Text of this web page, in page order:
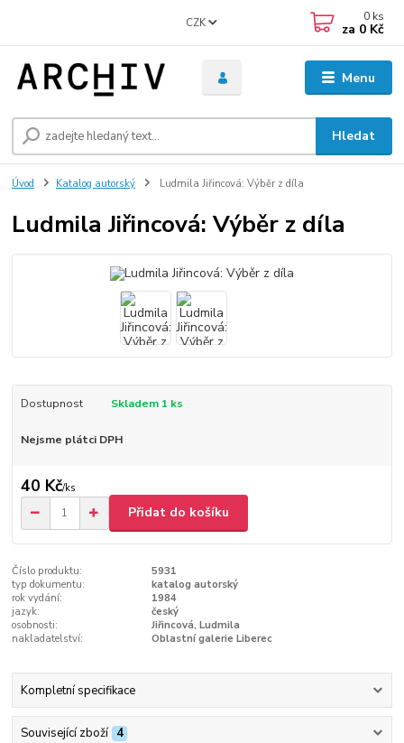
Menu
CZK
Hledat
0 ks
za 0 Kč
Úvod Katalog autorský Ludmila Jiřincová: Výběr z díla
Ludmila Jiřincová: Výběr z díla
Dostupnost Skladem 1 ks
Nejsme plátci DPH
40 Kč/ks
Přidat do košíku
Číslo produktu:
5931
typ dokumentu:
katalog autorský
rok vydání:
1984
jazyk:
český
osobnosti:
Jiřincová, Ludmila
nakladatelství:
Oblastní galerie Liberec
Kompletní specifikace
Související zboží 4